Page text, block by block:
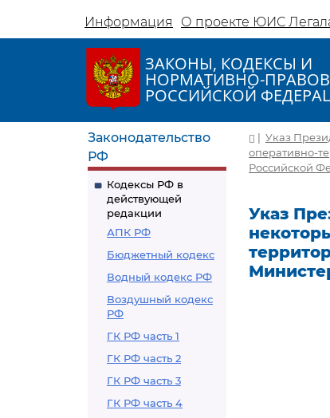
Информация О проекте ЮИС
ЗАКОНЫ, КОДЕКСЫ И
НОРМАТИВНО-
РОССИЙСКОЙ
Законодательство
РФ
Кодексы РФ в
действующей
редакции
АПК РФ
Бюджетный кодекс
Водный кодекс РФ
Воздушный кодекс
РФ
ГК РФ часть 1
ГК РФ часть 2
ГК РФ часть 3
ГК РФ часть 4
| Указ
оперативно-
Российской
Указ